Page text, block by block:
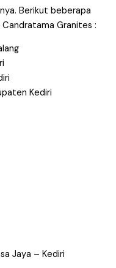
Berikut beberapa
Granites :
Kediri
Jaya – Kediri